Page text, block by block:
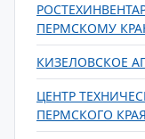
ПЕРМСКОМУ
КИЗЕЛОВСКОЕ
ЦЕНТР
ПЕРМСКОГО